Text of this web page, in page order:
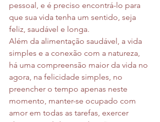
pessoal, e é preciso encontrá-lo para
que sua vida tenha um sentido, seja
feliz, saudável e longa.
Além da alimentação saudável, a vida
simples e a conexão com a natureza,
há uma compreensão maior da vida no
agora, na felicidade simples, no
preencher o tempo apenas neste
momento, manter-se ocupado com
amor em todas as tarefas, exercer